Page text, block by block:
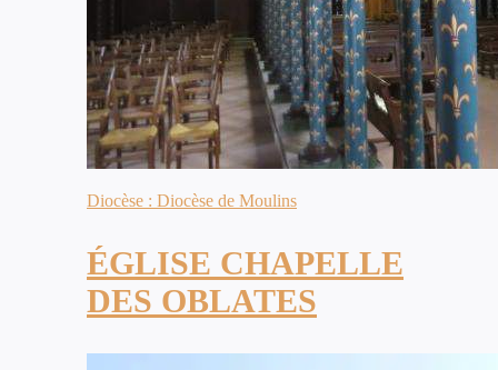
Diocèse : Diocèse de Moulins
ÉGLISE CHAPELLE
DES OBLATES